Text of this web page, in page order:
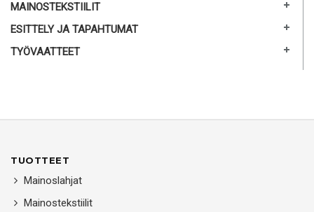
MAINOSTEKSTIILIT
ESITTELY JA TAPAHTUMAT
TYÖVAATTEET
TUOTTEET
Mainoslahjat
Mainostekstiilit